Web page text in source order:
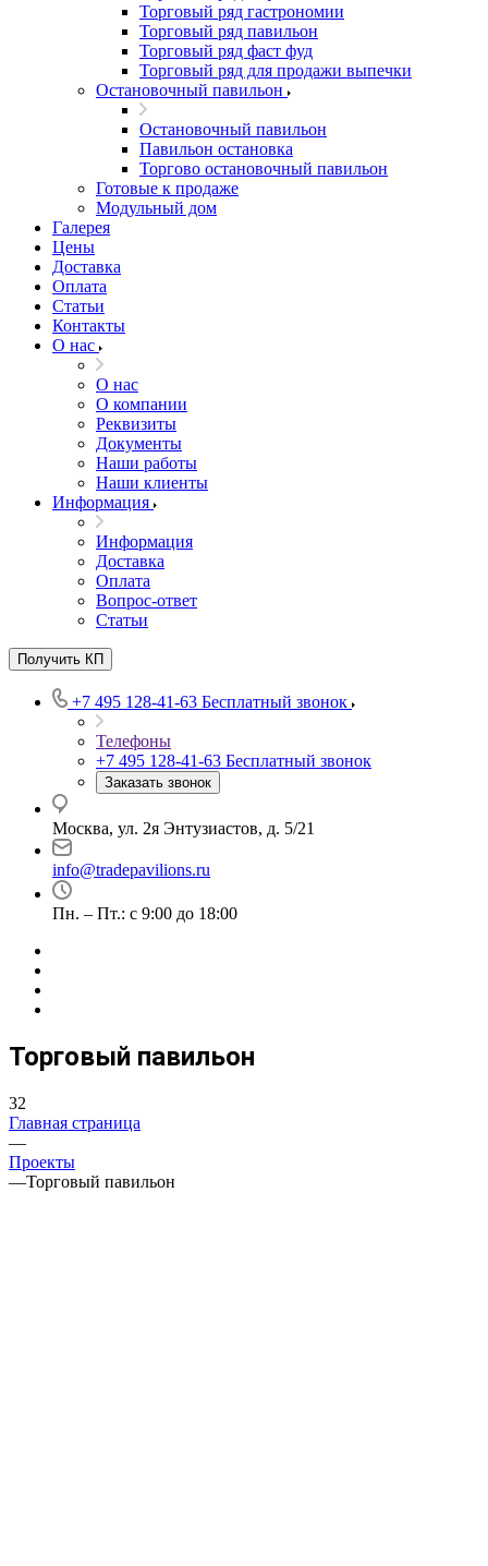
Торговый ряд гастрономии
Торговый ряд павильон
Торговый ряд фаст фуд
Торговый ряд для продажи выпечки
Остановочный павильон
Остановочный павильон
Павильон остановка
Торгово остановочный павильон
Готовые к продаже
Модульный дом
Галерея
Цены
Доставка
Оплата
Статьи
Контакты
О нас
О нас
О компании
Реквизиты
Документы
Наши работы
Наши клиенты
Информация
Информация
Доставка
Оплата
Вопрос-ответ
Статьи
Получить КП
+7 495 128-41-63 Бесплатный звонок
Телефоны
+7 495 128-41-63 Бесплатный звонок
Заказать звонок
Москва, ул. 2я Энтузиастов, д. 5/21
info@tradepavilions.ru
Пн. – Пт.: с 9:00 до 18:00
Торговый павильон
32
Главная страница
—
Проекты
—Торговый павильон